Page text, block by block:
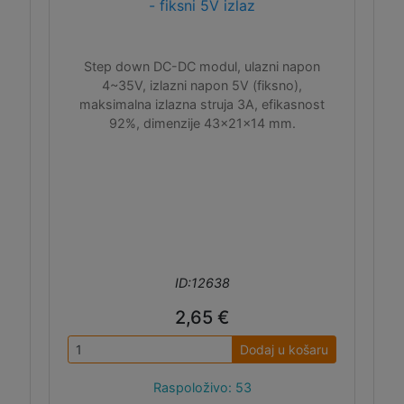
- fiksni 5V izlaz
Step down DC-DC modul, ulazni napon
4~35V, izlazni napon 5V (fiksno),
maksimalna izlazna struja 3A, efikasnost
92%, dimenzije 43x21x14 mm.
ID:12638
2,65 €
Dodaj u košaru
Raspoloživo: 53